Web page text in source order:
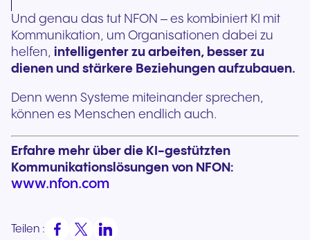
Und genau das tut NFON – es kombiniert KI mit
Kommunikation, um Organisationen dabei zu
helfen, intelligenter zu arbeiten, besser zu
dienen und stärkere Beziehungen aufzubauen.
Denn wenn Systeme miteinander sprechen,
können es Menschen endlich auch.
Erfahre mehr über die KI-gestützten
Kommunikationslösungen von NFON:
www.nfon.com
Teilen :